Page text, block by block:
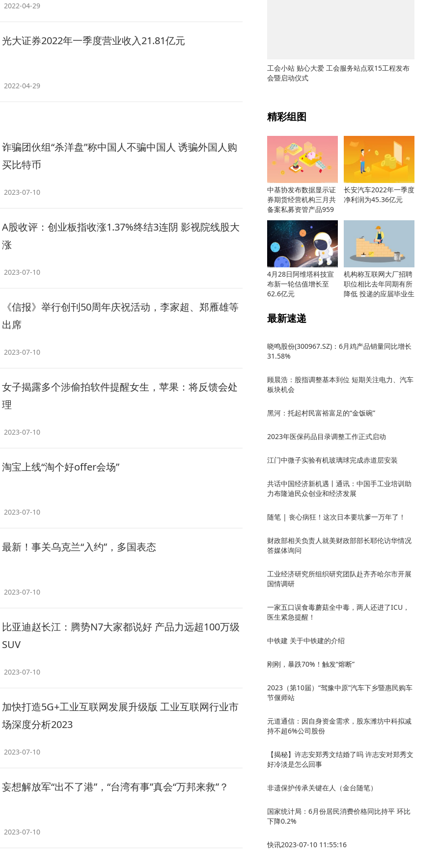
2022-04-29
光大证券2022年一季度营业收入21.81亿元
2022-04-29
诈骗团伙组“杀洋盘”称中国人不骗中国人 诱骗外国人购
买比特币
2023-07-10
A股收评：创业板指收涨1.37%终结3连阴 影视院线股大
涨
2023-07-10
《信报》举行创刊50周年庆祝活动，李家超、郑雁雄等
出席
2023-07-10
女子揭露多个涉偷拍软件提醒女生，苹果：将反馈会处
理
2023-07-10
淘宝上线“淘个好offer会场”
2023-07-10
最新！事关乌克兰“入约”，多国表态
2023-07-10
比亚迪赵长江：腾势N7大家都说好 产品力远超100万级
SUV
2023-07-10
加快打造5G+工业互联网发展升级版 工业互联网行业市
场深度分析2023
2023-07-10
妄想解放军“出不了港”，“台湾有事”真会“万邦来救”？
2023-07-10
工会小站 贴心大爱 工会服务站点双15工程发布
会暨启动仪式
精彩组图
中基协发布数据显示证
券期货经营机构三月共
备案私募资管产品959
只
长安汽车2022年一季度
净利润为45.36亿元
4月28日阿维塔科技宣
布新一轮估值增长至
62.6亿元
机构称互联网大厂招聘
职位相比去年同期有所
降低 投递的应届毕业生
最新速递
晓鸣股份(300967.SZ)：6月鸡产品销量同比增长
31.58%
顾晨浩：股指调整基本到位 短期关注电力、汽车
板块机会
黑河：托起村民富裕富足的“金饭碗”
2023年医保药品目录调整工作正式启动
江门中微子实验有机玻璃球完成赤道层安装
共话中国经济新机遇丨通讯：中国手工业培训助
力布隆迪民众创业和经济发展
随笔 | 丧心病狂！这次日本要坑爹一万年了！
财政部相关负责人就美财政部部长耶伦访华情况
答媒体询问
工业经济研究所组织研究团队赴齐齐哈尔市开展
国情调研
一家五口误食毒蘑菇全中毒，两人还进了ICU，
医生紧急提醒！
中铁建 关于中铁建的介绍
刚刚，暴跌70%！触发“熔断”
2023（第10届）“驾豫中原”汽车下乡暨惠民购车
节偃师站
元道通信：因自身资金需求，股东潍坊中科拟减
持不超6%公司股份
【揭秘】许志安郑秀文结婚了吗 许志安对郑秀文
好冷淡是怎么回事
非遗保护传承关键在人（金台随笔）
国家统计局：6月份居民消费价格同比持平 环比
下降0.2%
快讯2023-07-10 11:55:16